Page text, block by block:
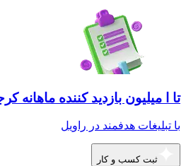
تا ا میلیون بازدید کننده ماهانه
با تبلیغات هدفمند در راویل
ثبت کسب و کار